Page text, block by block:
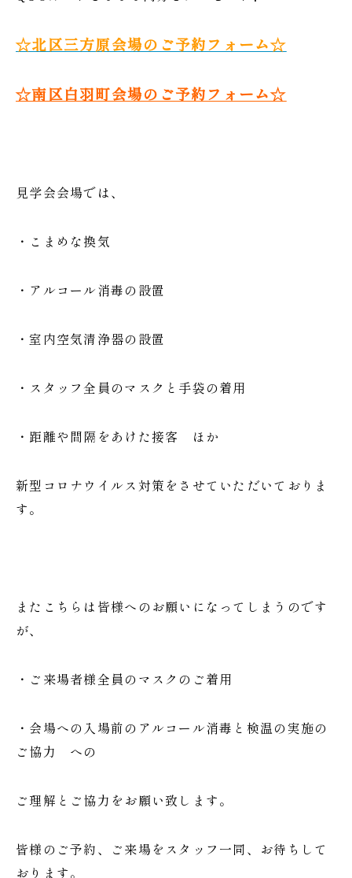
☆北区三方原会場のご予約フォーム☆
☆南区白羽町会場のご予約フォーム☆
見学会会場では、
・こまめな換気
・アルコール消毒の設置
・室内空気清浄器の設置
・スタッフ全員のマスクと手袋の着用
・距離や間隔をあけた接客 ほか
新型コロナウイルス対策をさせていただいておりま
す。
またこちらは皆様へのお願いになってしまうのです
が、
・ご来場者様全員のマスクのご着用
・会場への入場前のアルコール消毒と検温の実施の
ご協力 への
ご理解とご協力をお願い致します。
皆様のご予約、ご来場をスタッフ一同、お待ちして
おります。